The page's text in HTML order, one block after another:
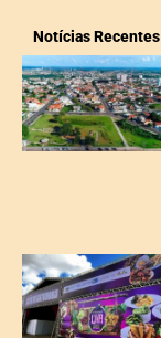
Notícias Recentes